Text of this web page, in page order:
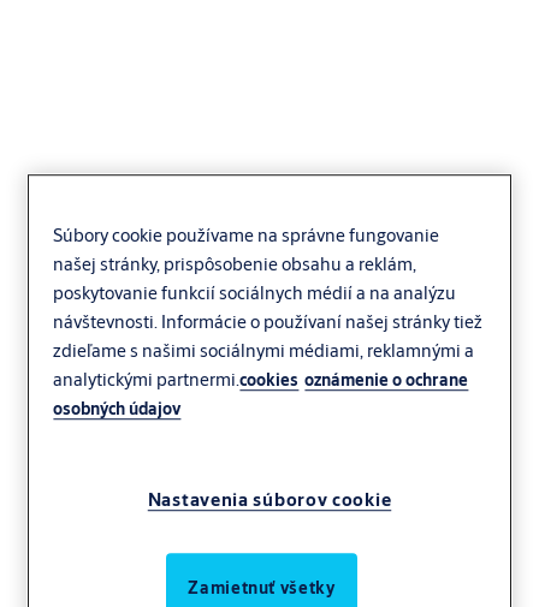
Effeff 9314
Súbory cookie používame na správne fungovanie
našej stránky, prispôsobenie obsahu a reklám,
poskytovanie funkcií sociálnych médií a na analýzu
návštevnosti. Informácie o používaní našej stránky tiež
zdieľame s našimi sociálnymi médiami, reklamnými a
analytickými partnermi.cookies oznámenie o ochrane
osobných údajov
Nastavenia súborov cookie
Zamietnuť všetky